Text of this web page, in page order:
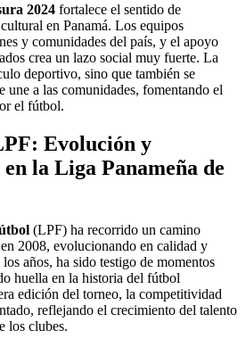
2024 fortalece el sentido de
en Panamá. Los equipos
y comunidades del país, y el apoyo
crea un lazo social muy fuerte. La
deportivo, sino que también se
une a las comunidades, fomentando el
el fútbol.
Evolución y
la Liga Panameña de
(LPF) ha recorrido un camino
2008, evolucionando en calidad y
años, ha sido testigo de momentos
huella en la historia del fútbol
edición del torneo, la competitividad
reflejando el crecimiento del talento
los clubes.